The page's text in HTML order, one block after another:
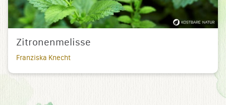
Zitronenmelisse
Franziska Knecht